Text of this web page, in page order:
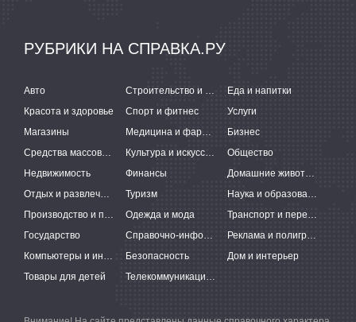
РУБРИКИ НА СПРАВКА.РУ
Авто Строительство и ремонт
Еда и напитки
Красота и здоровье
Спорт и фитнес
Услуги
Магазины
Медицина и фармацевтика
Бизнес
Средства массовой информации
Культура и искусство
Общество
Недвижимость
Финансы
Домашние животные
Отдых и развлечения
Туризм
Наука и образование
Производство и поставки
Одежда и мода
Транспорт и перевозки
Государство
Справочно-информационные системы
Реклама и полиграфия
Компьютеры и интернет
Безопасность
Дом и интерьер
Товары для детей
Телекоммуникации и связь